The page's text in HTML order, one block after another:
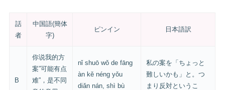
話
者
中国語(簡体
字)
ピンイン 日本語訳
B
你说我的方
案”可能有点
难”，是不同
nǐ shuō wǒ de fāng
àn kě néng yǒu
diǎn nán, shì bù
私の案を「ちょっと
難しいかも」と。つ
まり反対というこ